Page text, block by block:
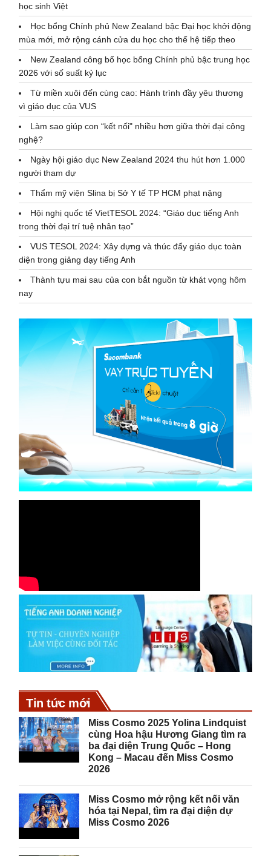
học sinh Việt
Học bổng Chính phủ New Zealand bậc Đại học khởi động
mùa mới, mở rộng cánh cửa du học cho thế hệ tiếp theo
New Zealand công bố học bổng Chính phủ bậc trung học
2026 với số suất kỷ lục
Từ miền xuôi đến cùng cao: Hành trình đầy yêu thương
vì giáo dục của VUS
Làm sao giúp con “kết nối" nhiều hơn giữa thời đại công
nghệ?
Ngày hội giáo dục New Zealand 2024 thu hút hơn 1.000
người tham dự
Thẩm mỹ viện Slina bị Sở Y tế TP HCM phạt nặng
Hội nghị quốc tế VietTESOL 2024: “Giáo dục tiếng Anh
trong thời đại trí tuệ nhân tạo”
VUS TESOL 2024: Xây dựng và thúc đẩy giáo dục toàn
diện trong giảng dạy tiếng Anh
Thành tựu mai sau của con bắt nguồn từ khát vọng hôm
nay
Tin tức mới
Miss Cosmo 2025 Yolina Lindquist
cùng Hoa hậu Hương Giang tìm ra
ba đại diện Trung Quốc – Hong
Kong – Macau đến Miss Cosmo
2026
Miss Cosmo mở rộng kết nối văn
hóa tại Nepal, tìm ra đại diện dự
Miss Cosmo 2026